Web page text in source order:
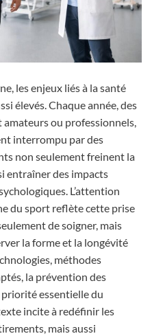
les enjeux liés à la santé
élevés. Chaque année, des
amateurs ou professionnels,
interrompu par des
non seulement freinent la
entraîner des impacts
L’attention
du sport reflète cette prise
de soigner, mais
la forme et la longévité
méthodes
la prévention des
priorité essentielle du
incite à redéfinir les
mais aussi